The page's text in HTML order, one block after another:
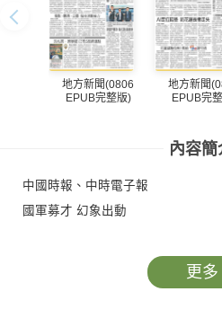
地方新聞(0806
EPUB完整版)
地方新聞
EPUB完
內容簡
中國時報、中時電子報
國軍募才 幻象出動
更多